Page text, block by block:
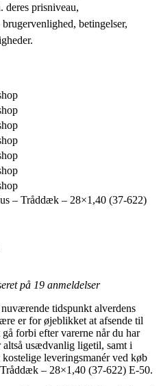
deres prisniveau,
betingelser,
– Tråddæk – 28×1,40 (37-622)
på 19 anmeldelser
tidspunkt alverdens
er for øjeblikket at afsende til
forbi efter varerne når du har
usædvanlig ligetil, samt i
leveringsmanér ved køb
– 28×1,40 (37-622) E-50.